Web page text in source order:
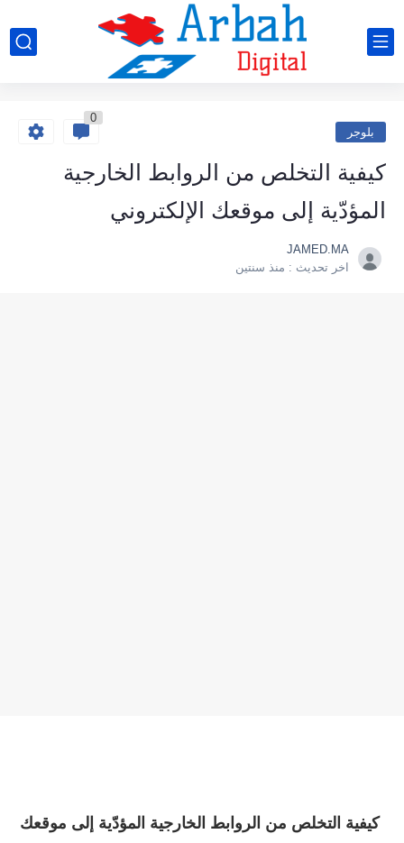
بلوجر
0
كيفية التخلص من الروابط الخارجية
المؤدّية إلى موقعك الإلكتروني
JAMED.MA
اخر تحديث : منذ سنتين
كيفية التخلص من الروابط الخارجية المؤدّية إلى موقعك